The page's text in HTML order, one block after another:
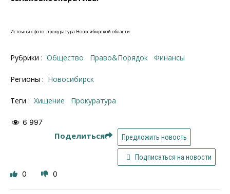
Источник фото: прокуратура Новосибирской области
Рубрики : Общество Право&Порядок Финансы
Регионы : Новосибирск
Теги : хищение прокуратура
6 997
Поделиться Предложить новость
Подписаться на новости
0 0